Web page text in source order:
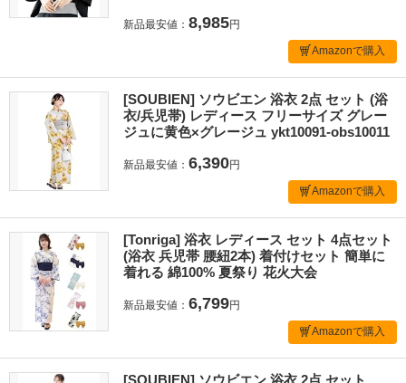
新品最安値： 8,985円
Amazonで購入
[SOUBIEN] ソウビエン 浴衣 2点 セット (浴
衣/兵児帯) レディース フリーサイズ グレー
ジュに黄色×グレージュ ykt10091-obs10011
新品最安値： 6,390円
Amazonで購入
[Tonriga] 浴衣 レディース セット 4点セット
(浴衣 兵児帯 腰紐2本) 着付けセット 簡単に
着れる 綿100% 夏祭り 花火大会
新品最安値： 6,799円
Amazonで購入
[SOUBIEN] ソウビエン 浴衣 2点 セット